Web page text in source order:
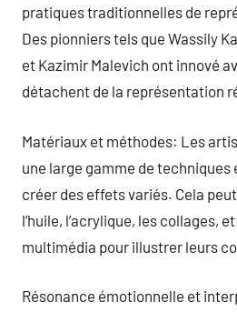
pratiques traditionnelles de
Des pionniers tels que Wassily
et Kazimir Malevich ont innové
détachent de la représentation
Matériaux et méthodes: Les
une large gamme de
créer des effets variés. Cela
l’huile, l’acrylique, les collages,
multimédia pour illustrer leurs
Résonance émotionnelle et